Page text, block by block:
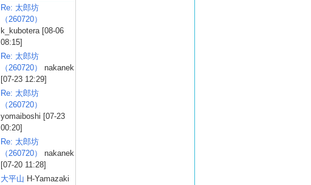
Re: 太郎坊
（260720）
k_kubotera [08-06
08:15]
Re: 太郎坊
（260720）
nakanek
[07-23 12:29]
Re: 太郎坊
（260720）
yomaiboshi [07-23
00:20]
Re: 太郎坊
（260720）
nakanek
[07-20 11:28]
大平山 H-Yamazaki